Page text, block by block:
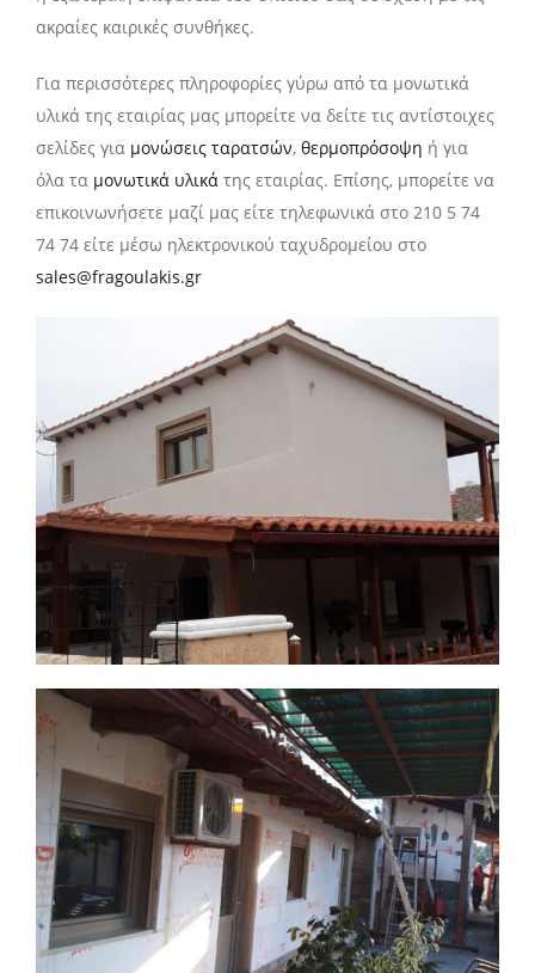
ακραίες καιρικές συνθήκες.
Για περισσότερες πληροφορίες γύρω από τα μονωτικά
υλικά της εταιρίας μας μπορείτε να δείτε τις αντίστοιχες
σελίδες για μονώσεις ταρατσών, θερμοπρόσοψη ή για
όλα τα μονωτικά υλικά της εταιρίας. Επίσης, μπορείτε να
επικοινωνήσετε μαζί μας είτε τηλεφωνικά στο 210 5 74
74 74 είτε μέσω ηλεκτρονικού ταχυδρομείου στο
sales@fragoulakis.gr